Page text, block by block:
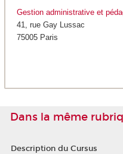
Gestion administrative et
41, rue Gay Lussac
75005 Paris
Dans la même
Description du Cursus